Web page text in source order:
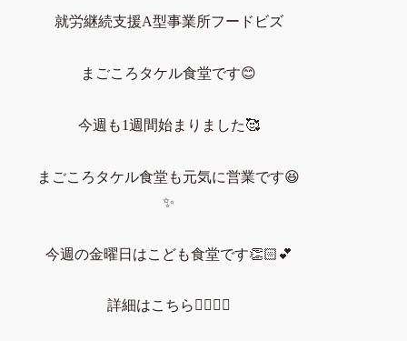
就労継続支援A型事業所フードビズ
まごころタケル食堂です😊
今週も1週間始まりました🥰
まごころタケル食堂も元気に営業です😆
✨
今週の金曜日はこども食堂です👏🏻💕
詳細はこちら👇🏻👇🏻